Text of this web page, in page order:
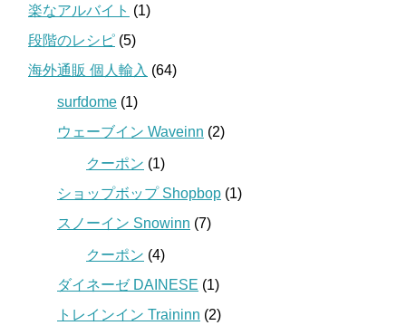
楽なアルバイト (1)
段階のレシピ (5)
海外通販 個人輸入 (64)
surfdome (1)
ウェーブイン Waveinn (2)
クーポン (1)
ショップボップ Shopbop (1)
スノーイン Snowinn (7)
クーポン (4)
ダイネーゼ DAINESE (1)
トレインイン Traininn (2)